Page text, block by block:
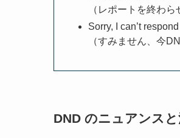
（レポートを終わ
Sorry, I can’t
（すみません、今
DND のニュアンス